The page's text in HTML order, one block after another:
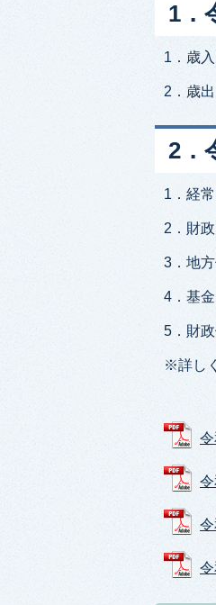
1．
1．歳
2．歳
2．
1．経
2．財
3．地
4．基金
5．財
※詳し